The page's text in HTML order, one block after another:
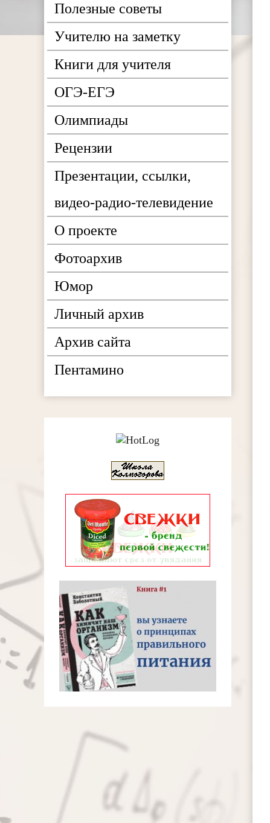
Полезные советы
Учителю на заметку
Книги для учителя
ОГЭ-ЕГЭ
Олимпиады
Рецензии
Презентации, ссылки,
видео-радио-телевидение
О проекте
Фотоархив
Юмор
Личный архив
Архив сайта
Пентамино